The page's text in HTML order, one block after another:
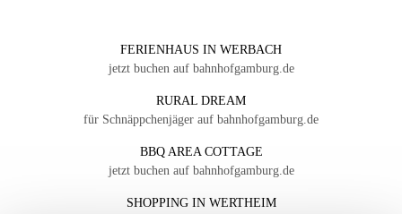
FERIENHAUS IN WERBACH
jetzt buchen auf bahnhofgamburg.de
RURAL DREAM
für Schnäppchenjäger auf bahnhofgamburg.de
BBQ AREA COTTAGE
jetzt buchen auf bahnhofgamburg.de
SHOPPING IN WERTHEIM